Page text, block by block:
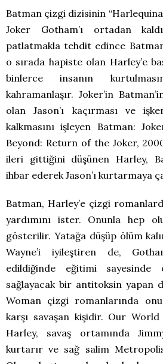
Batman çizgi dizisinin
Joker Gotham’ı ortadan
patlatmakla tehdit edince
o sırada hapiste olan Harley’e
binlerce insanın
kahramanlaşır. Joker’in
olan Jason’ı kaçırması ve
kalkmasını işleyen Batman:
Beyond: Return of the Joker,
ileri gittiğini düşünen Harley,
ihbar ederek Jason’ı kurtarmaya
Batman, Harley’e çizgi
yardımını ister. Onunla hep
gösterilir. Yatağa düşüp ölüm
Wayne’i iyileştiren de,
edildiğinde eğitimi sayesinde
sağlayacak bir antitoksin yapan
Woman çizgi romanlarında
karşı savaşan kişidir. Our
Harley, savaş ortamında
kurtarır ve sağ salim